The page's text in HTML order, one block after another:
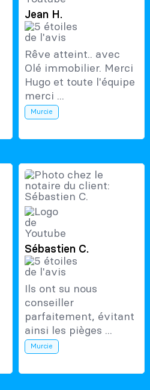
Jean H.
Rêve atteint.. avec
Olé immobilier. Merci
Hugo et toute l'équipe
merci ...
Murcie
Sébastien C.
Ils ont su nous
conseiller
parfaitement, évitant
ainsi les pièges ...
Murcie